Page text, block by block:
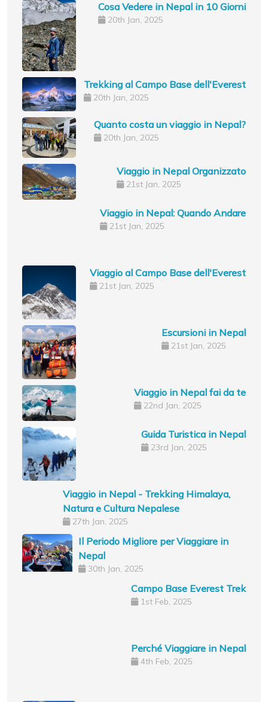
Cosa Vedere in Nepal in 10 Giorni
20th Jan, 2025
Trekking al Campo Base dell'Everest
20th Jan, 2025
Quanto costa un viaggio in Nepal?
20th Jan, 2025
Viaggio in Nepal Organizzato
21st Jan, 2025
Viaggio in Nepal: Quando Andare
21st Jan, 2025
Viaggio al Campo Base dell'Everest
21st Jan, 2025
Escursioni in Nepal
21st Jan, 2025
Viaggio in Nepal fai da te
22nd Jan, 2025
Guida Turistica in Nepal
23rd Jan, 2025
Viaggio in Nepal - Trekking Himalaya,
Natura e Cultura Nepalese
27th Jan, 2025
Il Periodo Migliore per Viaggiare in
Nepal
30th Jan, 2025
Campo Base Everest Trek
1st Feb, 2025
Perché Viaggiare in Nepal
4th Feb, 2025